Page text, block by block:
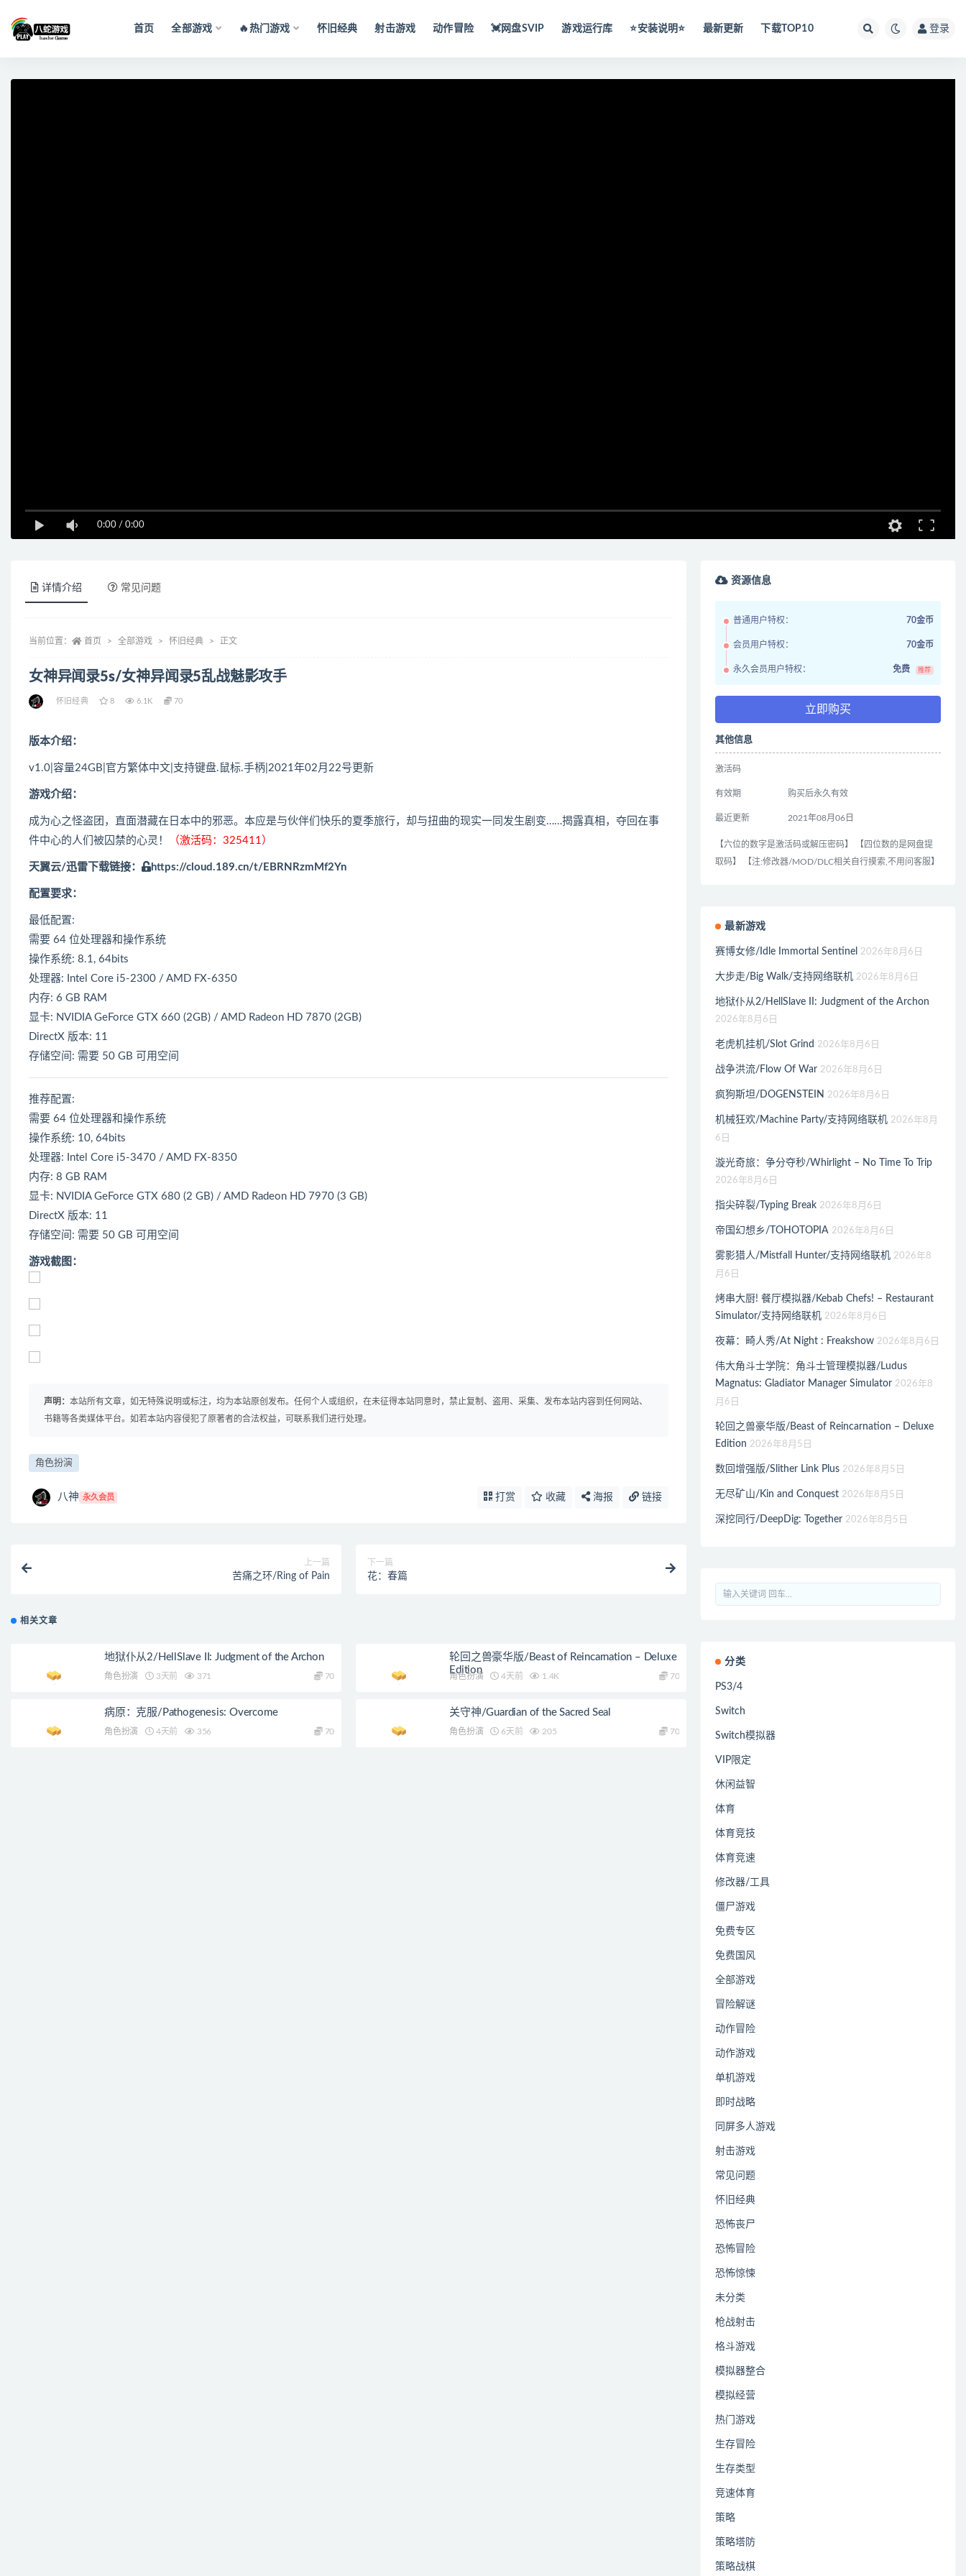
首页 全部游戏 🔥热门游戏 怀旧经典 射击游戏 动作冒险 💓网盘SVIP 游戏运行库 ⭐️安装说明⭐️ 最新更新 下载TOP10 登录
0:00 / 0:00
详情介绍 常见问题
当前位置： 首页 全部游戏 怀旧经典 正文
女神异闻录5s/女神异闻录5乱战魅影攻手
怀旧经典 8 6.1K 70
版本介绍：
v1.0|容量24GB|官方繁体中文|支持键盘.鼠标.手柄|2021年02月22号更新
游戏介绍：
成为心之怪盗团，直面潜藏在日本中的邪恶。本应是与伙伴们快乐的夏季旅行，却与扭曲的现实一同发生剧变……揭露真相，夺回在事
件中心的人们被囚禁的心灵！
（激活码：325411）
天翼云/迅雷下载链接： https://cloud.189.cn/t/EBRNRzmMf2Yn
配置要求：
最低配置:
需要 64 位处理器和操作系统
操作系统: 8.1, 64bits
处理器: Intel Core i5-2300 / AMD FX-6350
内存: 6 GB RAM
显卡: NVIDIA GeForce GTX 660 (2GB) / AMD Radeon HD 7870 (2GB)
DirectX 版本: 11
存储空间: 需要 50 GB 可用空间
推荐配置:
需要 64 位处理器和操作系统
操作系统: 10, 64bits
处理器: Intel Core i5-3470 / AMD FX-8350
内存: 8 GB RAM
显卡: NVIDIA GeForce GTX 680 (2 GB) / AMD Radeon HD 7970 (3 GB)
DirectX 版本: 11
存储空间: 需要 50 GB 可用空间
游戏截图：
声明： 本站所有文章，如无特殊说明或标注，均为本站原创发布。任何个人或组织，在未征得本站同意时，禁止复制、盗用、采集、发布本站内容到任何网站、
书籍等各类媒体平台。如若本站内容侵犯了原著者的合法权益，可联系我们进行处理。
角色扮演
八神 永久会员 打赏 收藏 海报 链接
上一篇
苦痛之环/Ring of Pain
下一篇
花：春篇
相关文章
地狱仆从2/HellSlave II: Judgment of the Archon
角色扮演 3天前 371 70
轮回之兽豪华版/Beast of Reincarnation – Deluxe
Edition
角色扮演 4天前 1.4K 70
病原：克服/Pathogenesis: Overcome
角色扮演 4天前 356 70
关守神/Guardian of the Sacred Seal
角色扮演 6天前 205 70
资源信息
普通用户特权： 70金币
会员用户特权： 70金币
永久会员用户特权： 免费 推荐
立即购买
其他信息
激活码
有效期 购买后永久有效
最近更新 2021年08月06日
【六位的数字是激活码或解压密码】 【四位数的是网盘提
取码】 【注:修改器/MOD/DLC相关自行摸索,不用问客服】
最新游戏
赛博女修/Idle Immortal Sentinel 2026年8月6日
大步走/Big Walk/支持网络联机 2026年8月6日
地狱仆从2/HellSlave II: Judgment of the Archon
2026年8月6日
老虎机挂机/Slot Grind 2026年8月6日
战争洪流/Flow Of War 2026年8月6日
疯狗斯坦/DOGENSTEIN 2026年8月6日
机械狂欢/Machine Party/支持网络联机 2026年8月
6日
漩光奇旅：争分夺秒/Whirlight – No Time To Trip
2026年8月6日
指尖碎裂/Typing Break 2026年8月6日
帝国幻想乡/TOHOTOPIA 2026年8月6日
雾影猎人/Mistfall Hunter/支持网络联机 2026年8
月6日
烤串大厨! 餐厅模拟器/Kebab Chefs! – Restaurant
Simulator/支持网络联机 2026年8月6日
夜幕：畸人秀/At Night : Freakshow 2026年8月6日
伟大角斗士学院：角斗士管理模拟器/Ludus
Magnatus: Gladiator Manager Simulator 2026年8
月6日
轮回之兽豪华版/Beast of Reincarnation – Deluxe
Edition 2026年8月5日
数回增强版/Slither Link Plus 2026年8月5日
无尽矿山/Kin and Conquest 2026年8月5日
深挖同行/DeepDig: Together 2026年8月5日
分类
PS3/4
Switch
Switch模拟器
VIP限定
休闲益智
体育
体育竞技
体育竞速
修改器/工具
僵尸游戏
免费专区
免费国风
全部游戏
冒险解谜
动作冒险
动作游戏
单机游戏
即时战略
同屏多人游戏
射击游戏
常见问题
怀旧经典
恐怖丧尸
恐怖冒险
恐怖惊悚
未分类
枪战射击
格斗游戏
模拟器整合
模拟经营
热门游戏
生存冒险
生存类型
竞速体育
策略
策略塔防
策略战棋